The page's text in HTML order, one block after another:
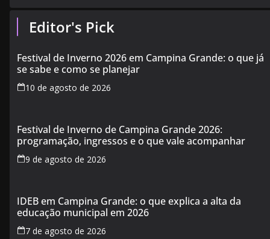
Editor's Pick
Festival de Inverno 2026 em Campina Grande: o que já
se sabe e como se planejar
10 de agosto de 2026
Festival de Inverno de Campina Grande 2026:
programação, ingressos e o que vale acompanhar
9 de agosto de 2026
IDEB em Campina Grande: o que explica a alta da
educação municipal em 2026
7 de agosto de 2026